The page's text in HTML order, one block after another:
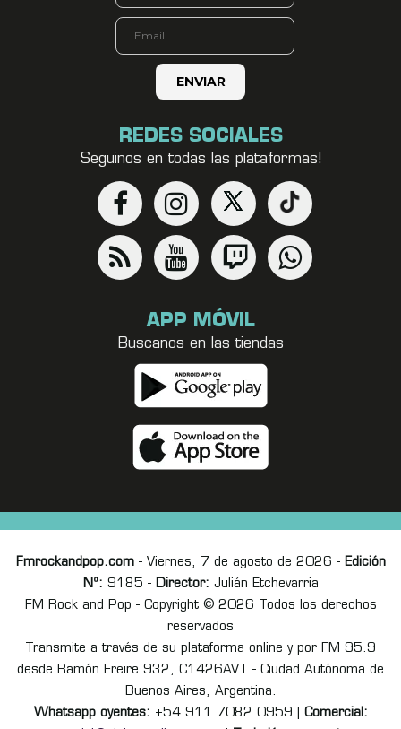
REDES SOCIALES
Seguinos en todas las plataformas!
APP MÓVIL
Buscanos en las tiendas
Fmrockandpop.com- Viernes, 7 de agosto de 2026 - Edición
Nº: 9185 - Director: Julián Etchevarria
FM Rock and Pop - Copyright © 2026 Todos los derechos
reservados
Transmite a través de su plataforma online y por FM 95.9
desde Ramón Freire 932, C1426AVT - Ciudad Autónoma de
Buenos Aires, Argentina.
Whatsapp oyentes: +54 911 7082 0959 | Comercial: